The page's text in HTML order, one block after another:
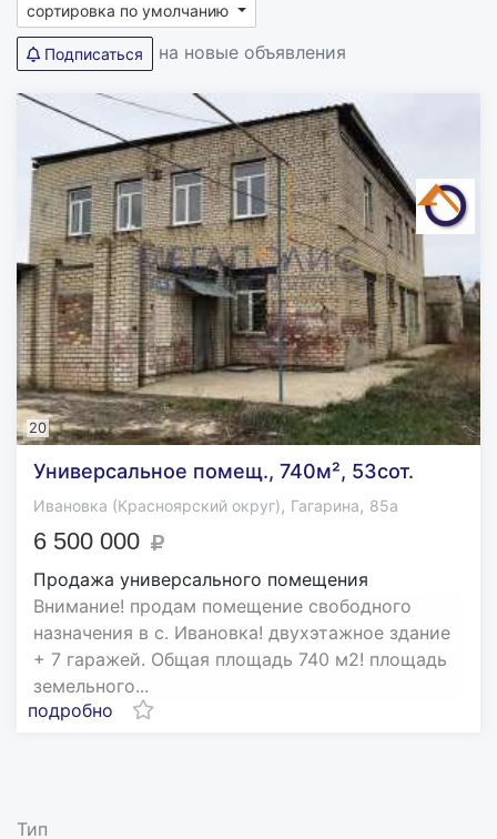
сортировка по умолчанию
Подписаться на новые объявления
20
Универсальное помещ., 740м², 53сот.
Ивановка (Красноярский округ), Гагарина, 85а
6 500 000
Продажа универсального помещения
Внимание! продам помещение свободного
назначения в с. Ивановка! двухэтажное здание
+ 7 гаражей. Общая площадь 740 м2! площадь
земельного...
подробно
Тип